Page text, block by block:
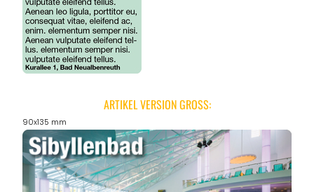
ARTIKEL VERSION GROSS:
90x135 mm